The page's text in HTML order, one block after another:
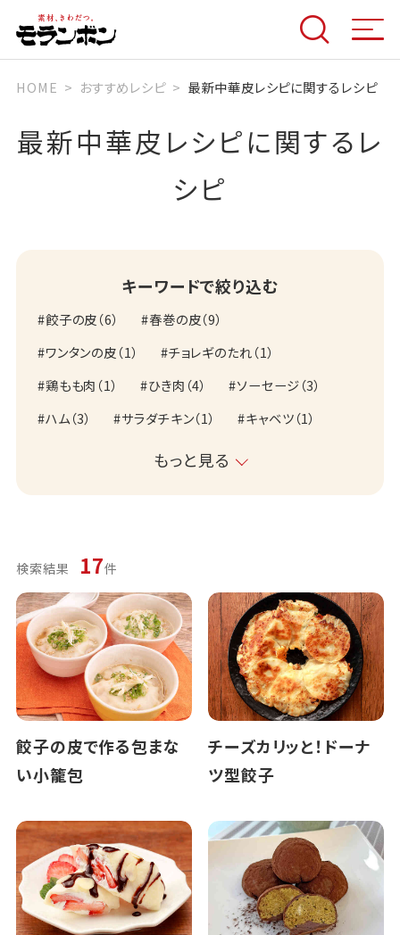
HOME おすすめレシピ 最新中華皮レシピに関するレシピ
最新中華皮レシピに関するレ
シピ
キーワードで絞り込む
餃子の皮（6） 春巻の皮（9）
ワンタンの皮（1） チョレギのたれ（1）
鶏もも肉 （1） ひき肉 （4） ソーセージ（3）
ハム（3） サラダチキン（1） キャベツ（1）
もっと見る
検索結果 17件
餃子の皮で作る包まな
い小籠包
チーズカリッと！ドーナ
ツ型餃子